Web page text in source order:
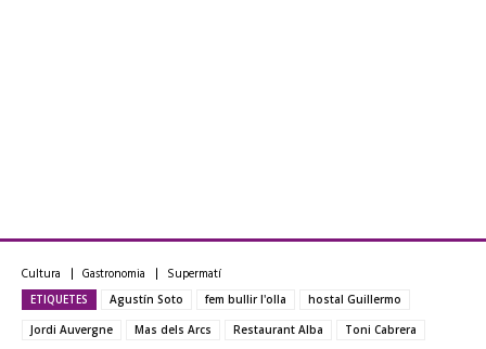
Cultura Gastronomia Supermatí
ETIQUETES Agustín Soto fem bullir l'olla
hostal Guillermo
Jordi Auvergne
Mas dels Arcs Restaurant Alba
Toni Cabrera